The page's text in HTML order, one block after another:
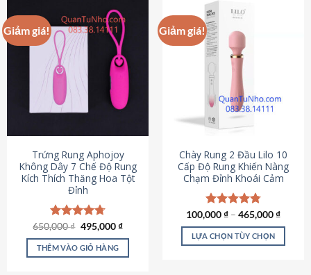
Giảm giá!
Trứng Rung Aphojoy
Không Dây 7 Chế Độ Rung
Kích Thích Thăng Hoa Tột
Đỉnh
Được xếp
hạng4.72
5 sao
650,000₫ Giá
là:
650,000 ₫.
495,000₫Giá
tại
495,000 ₫.
THÊM VÀO GIỎ HÀNG
Giảm giá!
Chày Rung 2 Đầu Lilo 10
Cấp Độ Rung Khiến Nàng
Chạm Đỉnh Khoái Cảm
Được xếp
hạng4.80
5 sao
100,000₫ – 465,000₫
LỰA CHỌN TÙY CHỌN